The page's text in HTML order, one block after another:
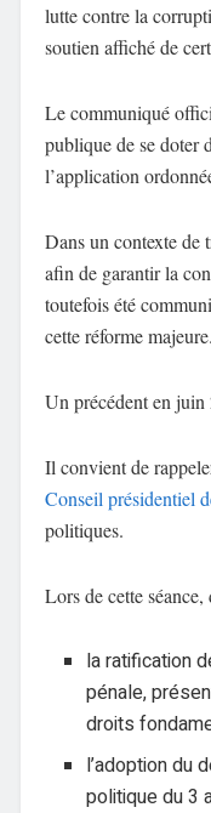
lutte contre la
soutien affiché de
Le communiqué
publique de se doter
l’application
Dans un contexte
afin de garantir la
toutefois été
cette réforme majeure.
Un précédent en juin
Il convient de
Conseil présidentiel
politiques.
Lors de cette
la ratification
pénale,
droits
l’adoption du
politique du 3